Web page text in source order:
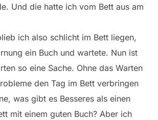
Und die hatte ich vom Bett aus am
ich also schlicht im Bett liegen,
ein Buch und wartete. Nun ist
so eine Sache. Ohne das Warten
den Tag im Bett verbringen
was gibt es Besseres als einen
mit einem guten Buch? Aber ich